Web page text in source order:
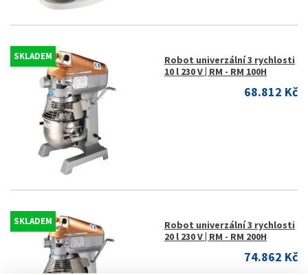
SKLADEM
Robot univerzální 3 rychlosti
10 l 230 V | RM - RM 100H
68.812 Kč
SKLADEM
Robot univerzální 3 rychlosti
20 l 230 V | RM - RM 200H
74.862 Kč